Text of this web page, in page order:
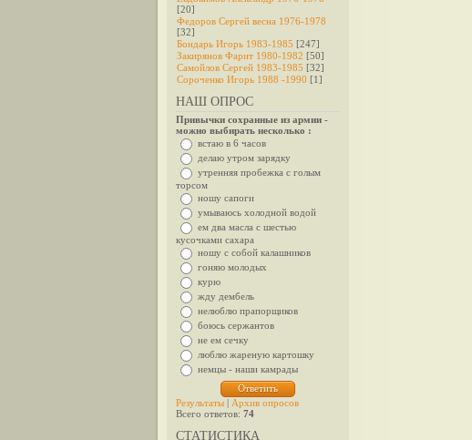
[20]
Федоров Cергей весна 1976-1978
[32]
Бондарь Игорь 1983-1985 [247]
Закирянов Фарит 1980-1982 [50]
Самойлов Сергей 1983-1985 [32]
Сороченко Игорь 1988 -1990 [1]
НАШ ОПРОС
Привычки сохранные из армии -
можно выбирать несколько :
встаю в 6 часов
делаю утром зарядку
утренняя пробежка с голым
торсом
ношу сапоги
умываюсь холодной водой
ем два масла с шестью
кусочками сахара
ношу с собой калашников
гоняю молодых
курю
жду дембель
нелюблю прапорщиков
боюсь сержантов
не ем сечку
люблю жареную картошку
немцы - наши камрады
Результаты | Архив опросов
Всего ответов: 74
СТАТИСТИКА